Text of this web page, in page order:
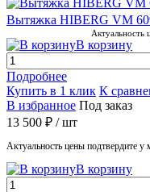
Вытяжка HIBERG VM
Актуальность
В корзину
Подробнее
Купить в 1 клик К
В избранное Под заказ
13 500 ₽ / шт
Актуальность цены подтвердите у
В корзину